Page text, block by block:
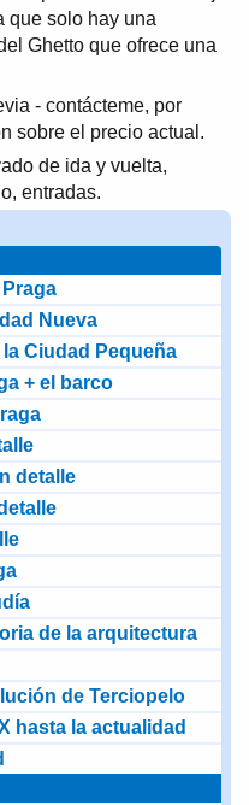
que solo hay una
Ghetto que ofrece una
- contácteme, por
sobre el precio actual.
de ida y vuelta,
entradas.
Nueva
Ciudad Pequeña
+ el barco
detalle
de la arquitectura
de Terciopelo
hasta la actualidad